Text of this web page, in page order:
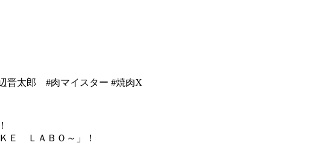
晋太郎 #肉マイスター #焼肉X
Ｅ ＬＡＢＯ～」！